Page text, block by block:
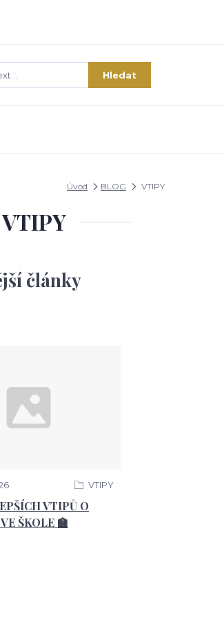
Hledat
Úvod BLOG VTIPY
VTIPY
články
VTIPŮ O
ŠKOLE 🏫
VTIPY